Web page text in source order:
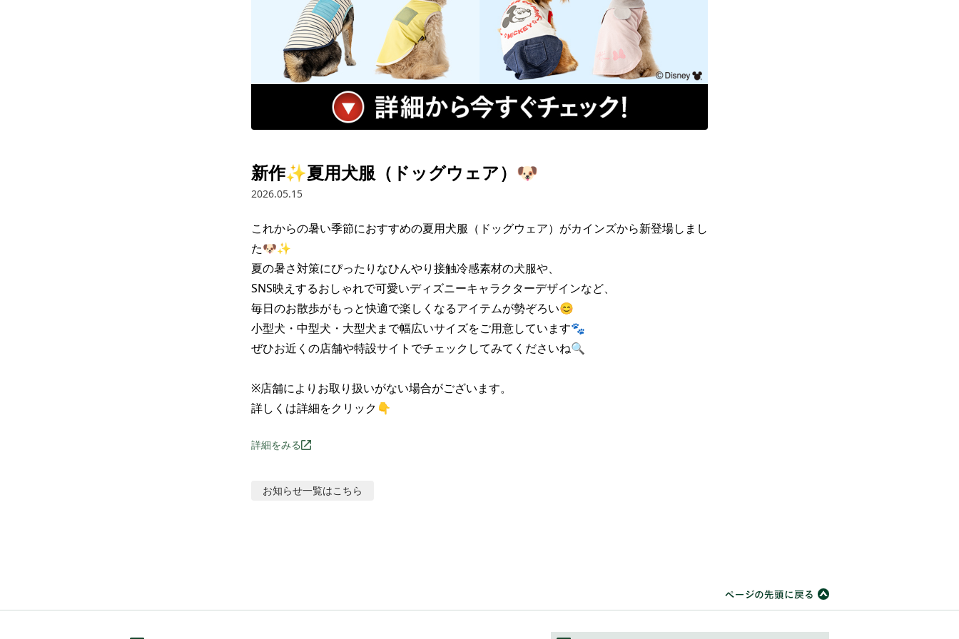
新作✨夏用犬服（ドッグウェア）🐶
2026.05.15
これからの暑い季節におすすめの夏用犬服（ドッグウェア）がカインズから新登場しまし
た🐶✨
夏の暑さ対策にぴったりなひんやり接触冷感素材の犬服や、
SNS映えするおしゃれで可愛いディズニーキャラクターデザインなど、
毎日のお散歩がもっと快適で楽しくなるアイテムが勢ぞろい😊
小型犬・中型犬・大型犬まで幅広いサイズをご用意しています🐾
ぜひお近くの店舗や特設サイトでチェックしてみてくださいね🔍
※店舗によりお取り扱いがない場合がございます。
詳しくは詳細をクリック👇
詳細をみる
お知らせ一覧はこちら